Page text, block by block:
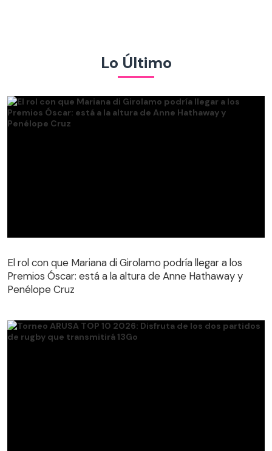
Lo Último
El rol con que Mariana di Girolamo podría llegar a los
Premios Óscar: está a la altura de Anne Hathaway y
Penélope Cruz